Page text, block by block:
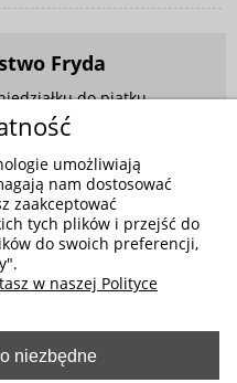
Fryda
do piątku
- 17.00
704
Nowy Targ
Bielsko-Biała
umożliwiają
nam dostosować
zaakceptować
tych plików i przejść do
do swoich preferencji,
w naszej Polityce
niezbędne